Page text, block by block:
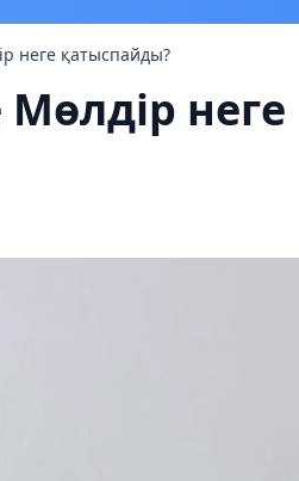
неге қатыспайды?
неге